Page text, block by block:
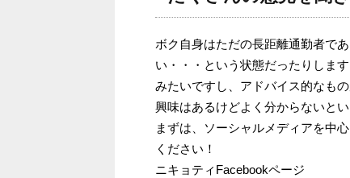
ボク自身はただの長距離通勤者で
い・・・という状態だったりしま
みたいですし、アドバイス的なも
興味はあるけどよく分からないと
まずは、ソーシャルメディアを中
ください！
ニキョティFacebookページ